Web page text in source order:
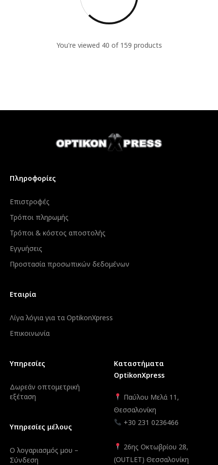
You're viewed 40 of 159 products
Πληροφορίες
Επιστροφές
Τρόποι πληρωμής
Τρόποι & κόστος αποστολής
Εγγυήσεις
Προστασία προσωπικών δεδομένων
Εταιρία
Λίγα λόγια για τα OptikonXpress
Επικοινωνία
Υπηρεσίες
Δωρεάν οπτομετρική
εξέταση
Υπηρεσίες μέλους
Ο λογαριασμός μου –
Σύνδεση
Καταστήματα
OptikonXpress
Παύλου Μελά 11,
Θεσσαλονίκη
+30 231 0236466
26ης Οκτωβρίου 28,
(OUTLET) Θεσσαλονίκη